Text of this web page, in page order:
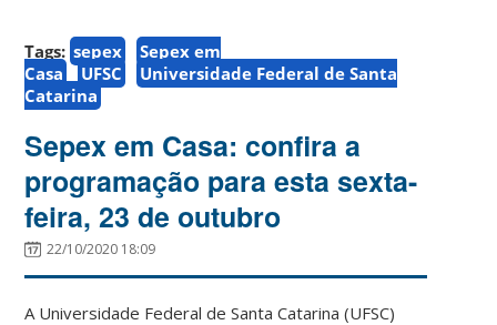
Tags: sepex
Sepex em
Casa
UFSC
Universidade Federal de Santa
Catarina
Sepex em Casa: confira a
programação para esta sexta-
feira, 23 de outubro
22/10/2020 18:09
A Universidade Federal de Santa Catarina (UFSC)